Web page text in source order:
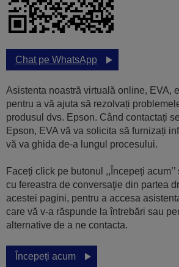
Chat pe WhatsApp
Asistenta noastră virtuală online, EVA,
pentru a vă ajuta să rezolvați
produsul dvs. Epson. Când contactați
Epson, EVA vă va solicita să furnizați
vă va ghida de-a lungul procesului.
Faceți click pe butonul ,,Începeți
cu fereastra de conversaţie din partea
acestei pagini, pentru a accesa
care vă v-a răspunde la întrebări sau
alternative de a ne contacta.
Începeți acum